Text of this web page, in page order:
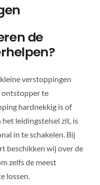
de
verstoppingen
ontstopper te
hardnekkig is of
leidingstelsel zit, is
in te schakelen. Bij
beschikken wij over de
zelfs de meest
lossen.